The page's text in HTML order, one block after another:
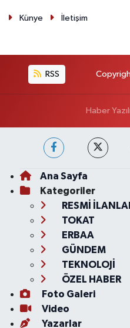
Künye İletişim
RSS
Haber
Ana Sayfa
Kategoriler
RESMİ
TOKAT
ERBAA
GÜNDEM
TEKNOLOJİ
ÖZEL HABER
Foto Galeri
Video
Yazarlar